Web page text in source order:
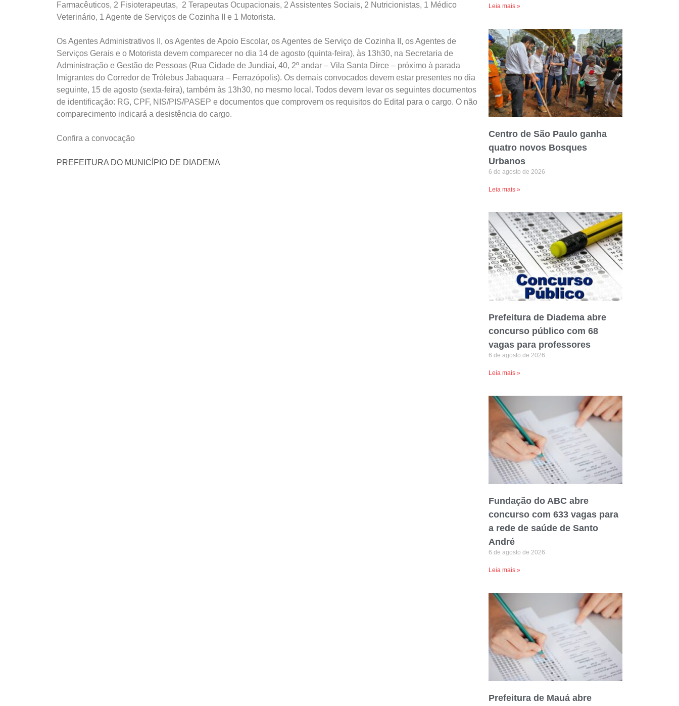
Farmacêuticos, 2 Fisioterapeutas, 2 Terapeutas Ocupacionais, 2 Assistentes Sociais, 2 Nutricionistas, 1 Médico
Veterinário, 1 Agente de Serviços de Cozinha II e 1 Motorista.
Os Agentes Administrativos II, os Agentes de Apoio Escolar, os Agentes de Serviço de Cozinha II, os Agentes de
Serviços Gerais e o Motorista devem comparecer no dia 14 de agosto (quinta-feira), às 13h30, na Secretaria de
Administração e Gestão de Pessoas (Rua Cidade de Jundiaí, 40, 2º andar – Vila Santa Dirce – próximo à parada
Imigrantes do Corredor de Trólebus Jabaquara – Ferrazópolis). Os demais convocados devem estar presentes no dia
seguinte, 15 de agosto (sexta-feira), também às 13h30, no mesmo local. Todos devem levar os seguintes documentos
de identificação: RG, CPF, NIS/PIS/PASEP e documentos que comprovem os requisitos do Edital para o cargo. O não
comparecimento indicará a desistência do cargo.
Confira a convocação
PREFEITURA DO MUNICÍPIO DE DIADEMA
Leia mais »
Centro de São Paulo ganha
quatro novos Bosques
Urbanos
6 de agosto de 2026
Leia mais »
Prefeitura de Diadema abre
concurso público com 68
vagas para professores
6 de agosto de 2026
Leia mais »
Fundação do ABC abre
concurso com 633 vagas para
a rede de saúde de Santo
André
6 de agosto de 2026
Leia mais »
Prefeitura de Mauá abre